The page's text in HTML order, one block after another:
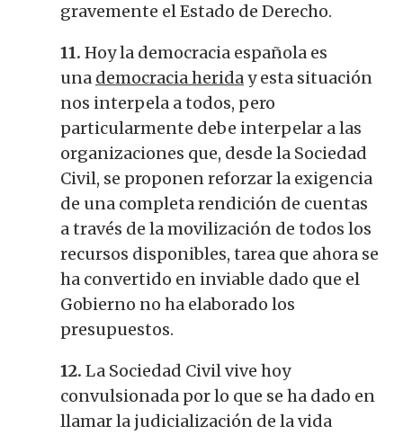
gravemente el Estado de Derecho.
11. Hoy la democracia española es
una democracia heriday esta situación
nos interpela a todos, pero
particularmente debe interpelar a las
organizaciones que, desde la Sociedad
Civil, se proponen reforzar la exigencia
de una completa rendición de cuentas
a través de la movilización de todos los
recursos disponibles, tarea que ahora se
ha convertido en inviable dado que el
Gobierno no ha elaborado los
presupuestos.
12. La Sociedad Civil vive hoy
convulsionada por lo que se ha dado en
llamar la judicialización de la vida